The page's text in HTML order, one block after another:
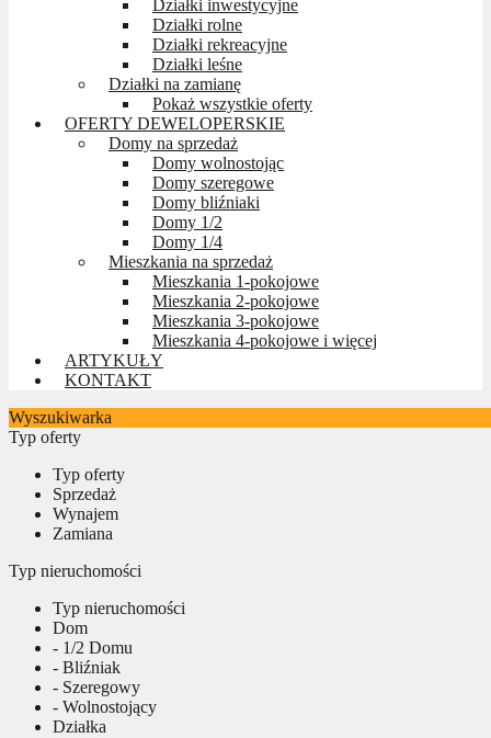
Działki inwestycyjne
Działki rolne
Działki rekreacyjne
Działki leśne
Działki na zamianę
Pokaż wszystkie oferty
OFERTY DEWELOPERSKIE
Domy na sprzedaż
Domy wolnostojąc
Domy szeregowe
Domy bliźniaki
Domy 1/2
Domy 1/4
Mieszkania na sprzedaż
Mieszkania 1-pokojowe
Mieszkania 2-pokojowe
Mieszkania 3-pokojowe
Mieszkania 4-pokojowe i więcej
ARTYKUŁY
KONTAKT
Wyszukiwarka
Typ oferty
Typ oferty
Sprzedaż
Wynajem
Zamiana
Typ nieruchomości
Typ nieruchomości
Dom
- 1/2 Domu
- Bliźniak
- Szeregowy
- Wolnostojący
Działka